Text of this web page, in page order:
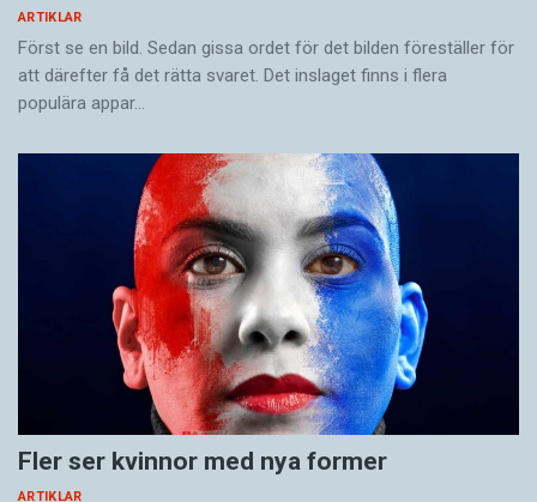
ARTIKLAR
Först se en bild. Sedan gissa ordet för det bilden föreställer för
att därefter få det rätta svaret. Det inslaget finns i flera
populära appar…
Fler ser kvinnor med nya former
ARTIKLAR